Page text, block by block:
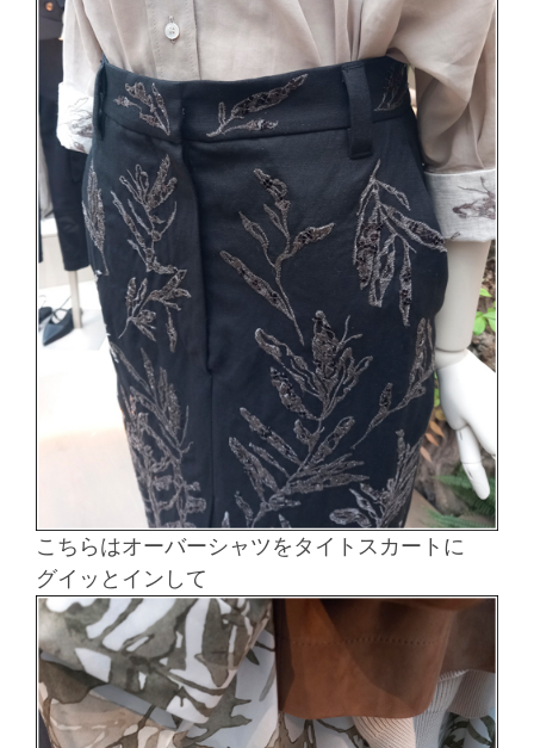
こちらはオーバーシャツをタイトスカートに
グイッとインして